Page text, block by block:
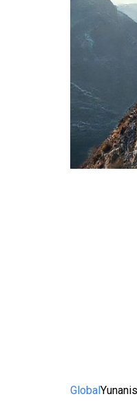
Global